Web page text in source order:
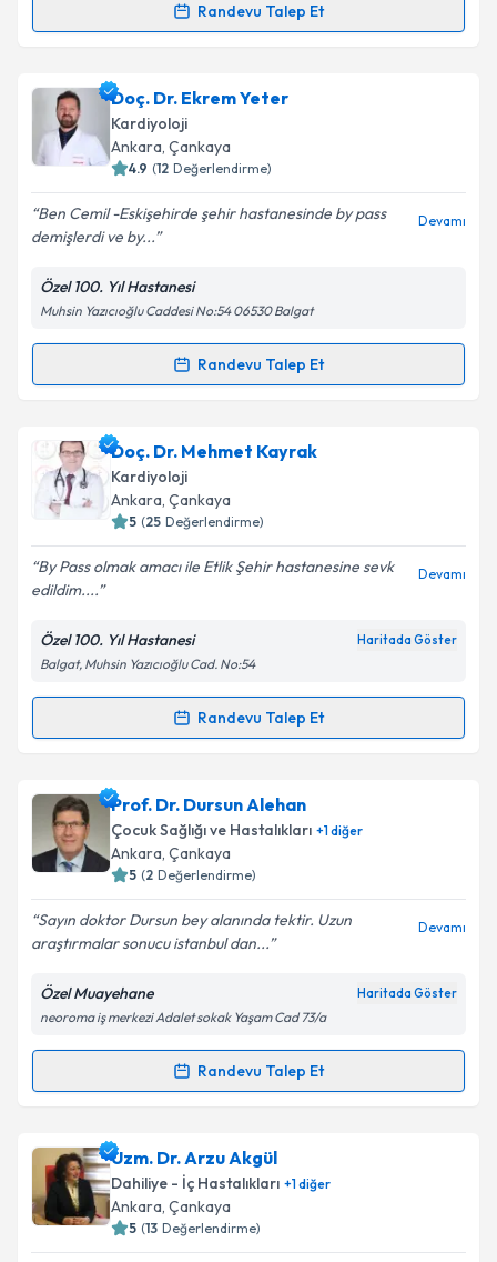
Takvim Talebini Gönder
Randevu Talep Et
Randevu Takvimi Talebi
Prof. Dr. Nüket Rüzgareseniçin randevu takvimi
talebi oluşturun. Size bu uzmandan randevu almanız
için bir takvim hazırlandığında e-posta ile
bilgilendireceğiz.
E-posta Adresiniz
Kişisel verilerimin işlenmesine ilişkin
Metni'ni okudum ve kişisel verilerimin belirtilen
kapsamda işlenmesini kabul ediyorum.
Doç. Dr. Ekrem Yeter
Kardiyoloji
Ankara, Çankaya
4.9 (12 Değerlendirme)
Ben Cemil -Eskişehirde şehir hastanesinde by pass
demişlerdi ve by...
Devamı
Özel 100. Yıl Hastanesi
Muhsin Yazıcıoğlu Caddesi No:54 06530 Balgat
Randevu Talep Et
Randevu Takvimi Talebi
Doç. Dr. Ekrem Yeteriçin randevu takvimi talebi
oluşturun. Size bu uzmandan randevu almanız için bir
takvim hazırlandığında e-posta ile bilgilendireceğiz.
Kişisel verilerimin işlenmesine ilişkin
Aydınlatma
Metni'ni okudum ve kişisel verilerimin belirtilen
kapsamda işlenmesini kabul ediyorum.
Doç. Dr. Mehmet Kayrak
Kardiyoloji
Ankara, Çankaya
5 (25 Değerlendirme)
By Pass olmak amacı ile Etlik Şehir hastanesine sevk
edildim....
Devamı
Özel 100. Yıl Hastanesi Haritada Göster
Balgat, Muhsin Yazıcıoğlu Cad. No:54
Randevu Talep Et
Randevu Takvimi Talebi
Doç. Dr. Mehmet Kayrakiçin randevu takvimi talebi
oluşturun. Size bu uzmandan randevu almanız için bir
takvim hazırlandığında e-posta ile bilgilendireceğiz.
Kişisel verilerimin işlenmesine ilişkin
Aydınlatma
Metni'ni okudum ve kişisel verilerimin belirtilen
kapsamda işlenmesini kabul ediyorum.
Prof. Dr. Dursun Alehan
Çocuk Sağlığı ve Hastalıkları +1diğer
Ankara, Çankaya
5 (2 Değerlendirme)
Sayın doktor Dursun bey alanında tektir. Uzun
araştırmalar sonucu istanbul dan...
Devamı
Özel Muayehane Haritada Göster
neoroma iş merkezi Adalet sokak Yaşam Cad 73/a
Randevu Talep Et
Randevu Takvimi Talebi
Prof. Dr. Dursun Alehaniçin randevu takvimi talebi
oluşturun. Size bu uzmandan randevu almanız için bir
takvim hazırlandığında e-posta ile bilgilendireceğiz.
Uzm. Dr. Arzu Akgül
Dahiliye - İç Hastalıkları +1diğer
Ankara, Çankaya
5 (13 Değerlendirme)